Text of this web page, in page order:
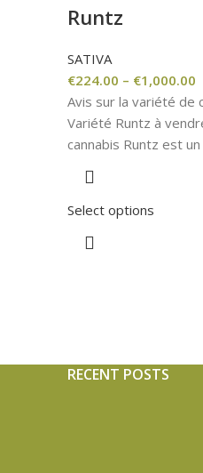
Runtz
SATIVA
€224.00 – €1,000.00
Avis sur la variété de
Variété Runtz à
cannabis Runtz est
Select options
RECENT POSTS